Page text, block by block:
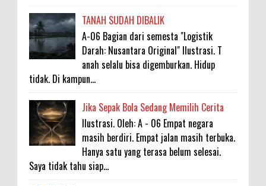
TANAH SUDAH DIBALIK
A-06 Bagian dari semesta "Logistik
Darah: Nusantara Original" Ilustrasi. T
anah selalu bisa digemburkan. Hidup
tidak. Di kampun...
Jika Sepak Bola Sedang Memilih Cerita
Ilustrasi. Oleh: A - 06 Empat negara
masih berdiri. Empat jalan masih terbuka.
Hanya satu yang terasa belum selesai.
Saya tidak tahu siap...